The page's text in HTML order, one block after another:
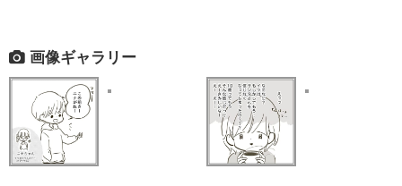
画像ギャラリー